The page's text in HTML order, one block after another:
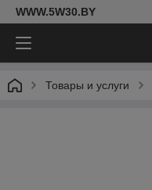
WWW.5W30.BY
Товары и услуги